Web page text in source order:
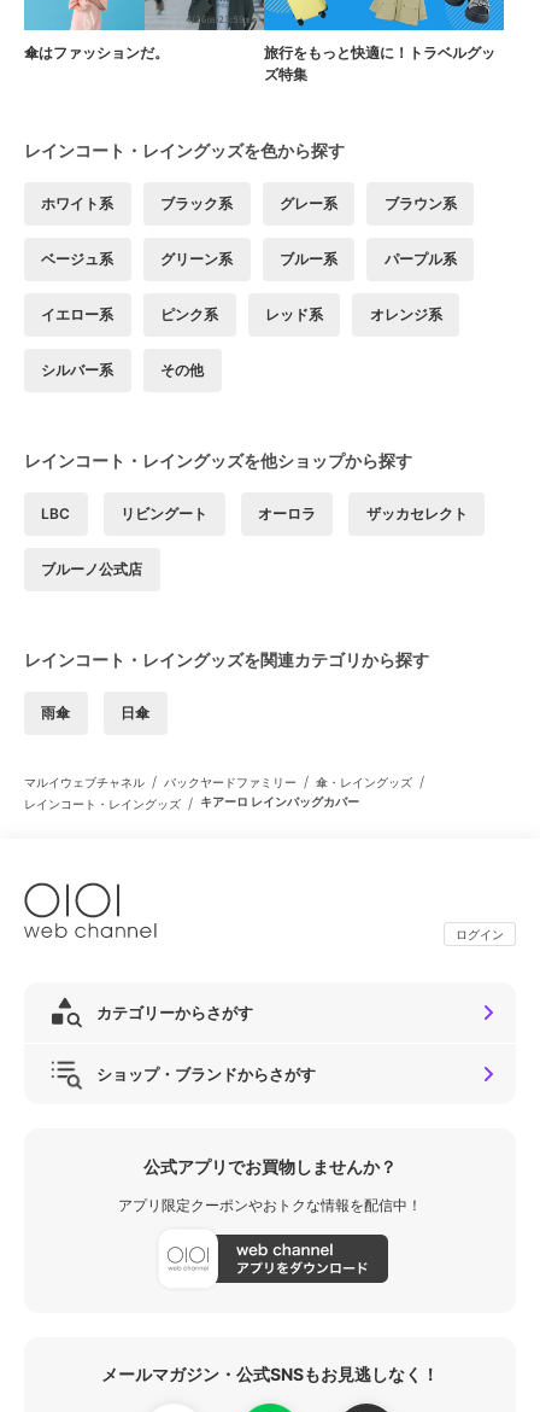
傘はファッションだ。
旅行をもっと快適に！トラベルグッ
ズ特集
レインコート・レイングッズを色から探す
ホワイト系 ブラック系 グレー系 ブラウン系
ベージュ系 グリーン系 ブルー系 パープル系
イエロー系 ピンク系 レッド系 オレンジ系
シルバー系 その他
レインコート・レイングッズを他ショップから探す
LBC リビングート オーロラ ザッカセレクト
ブルーノ公式店
レインコート・レイングッズを関連カテゴリから探す
雨傘 日傘
マルイウェブチャネル / バックヤードファミリー / 傘・レイングッズ /
レインコート・レイングッズ / キアーロ レインバッグカバー
ログイン
カテゴリーからさがす
ショップ・ブランドからさがす
公式アプリでお買物しませんか？
アプリ限定クーポンやおトクな情報を配信中！
メールマガジン・公式SNSもお見逃しなく！